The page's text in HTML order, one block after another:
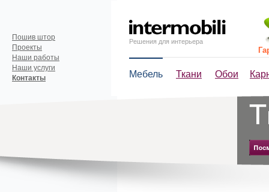
Решения для интерьера
Мебель Ткани Обои
Пошив штор
Проекты
Наши работы
Наши услуги
Контакты